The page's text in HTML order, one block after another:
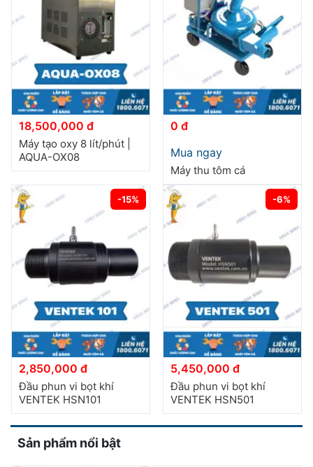
18,500,000 đ
Máy tạo oxy 8 lít/phút |
AQUA-OX08
0 đ
Mua ngay
Máy thu tôm cá
-15%
2,850,000 đ
Đầu phun vi bọt khí
VENTEK HSN101
-6%
5,450,000 đ
Đầu phun vi bọt khí
VENTEK HSN501
Sản phẩm nổi bật